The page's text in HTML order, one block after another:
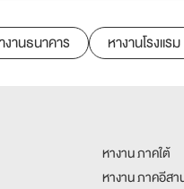
งานธนาคาร หางานโรงแรม
หางาน ภาคใต้
หางาน ภาคอีสา